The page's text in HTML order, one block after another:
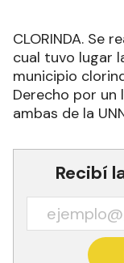
CLORINDA. Se
cual tuvo lugar
municipio
Derecho por un
ambas de la
Recibí